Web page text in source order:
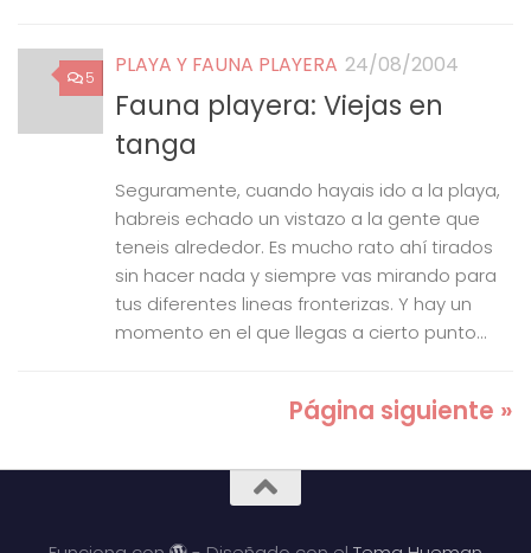
5 PLAYA Y FAUNA PLAYERA 24/08/2004
Fauna playera: Viejas en
tanga
Seguramente, cuando hayais ido a la playa,
habreis echado un vistazo a la gente que
teneis alrededor. Es mucho rato ahí tirados
sin hacer nada y siempre vas mirando para
tus diferentes lineas fronterizas. Y hay un
momento en el que llegas a cierto punto...
Página siguiente »